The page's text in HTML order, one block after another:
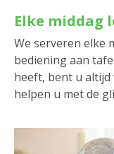
Elke middag
We serveren elke
bediening aan
heeft, bent u altijd
helpen u met de